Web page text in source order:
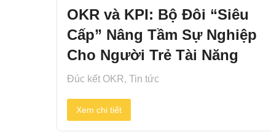
OKR và KPI: Bộ Đôi “Siêu
Cấp” Nâng Tầm Sự Nghiệp
Cho Người Trẻ Tài Năng
Đúc kết OKR, Tin tức
Xem chi tiết